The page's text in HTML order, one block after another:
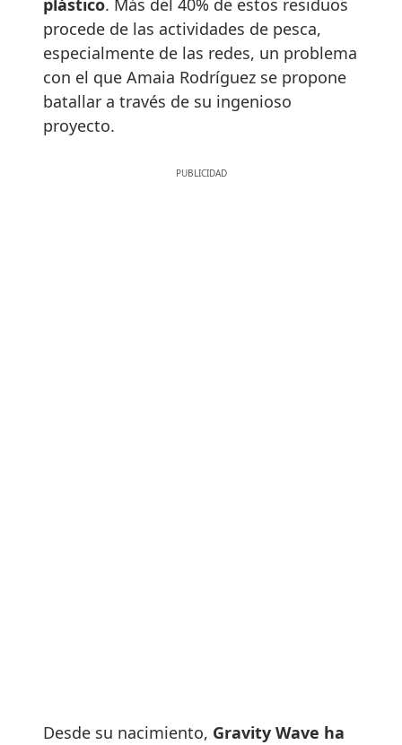
plástico. Más del 40% de estos residuos
procede de las actividades de pesca,
especialmente de las redes, un problema
con el que Amaia Rodríguez se propone
batallar a través de su ingenioso
proyecto.
Desde su nacimiento, Gravity Wave ha